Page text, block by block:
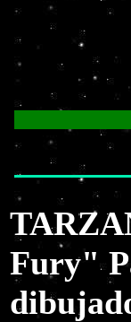
Fury"